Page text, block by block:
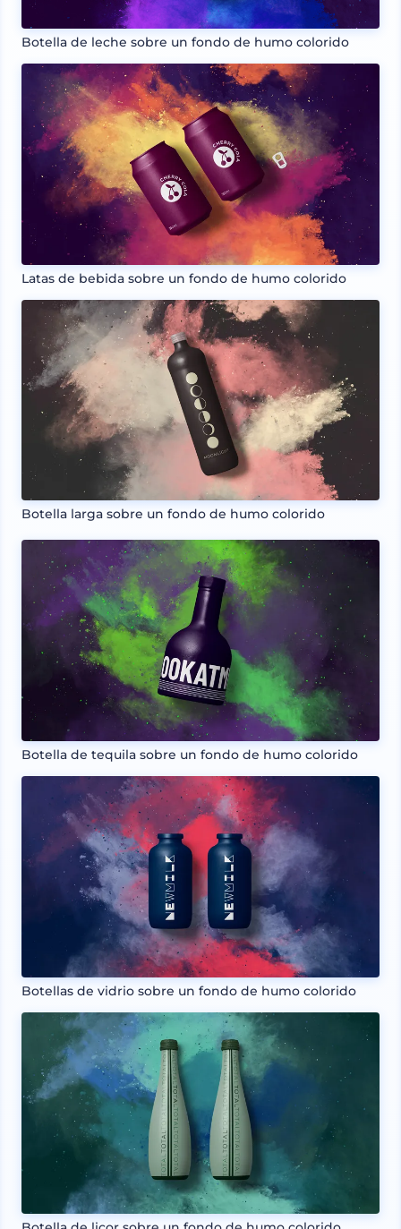
Botella de leche sobre un fondo de humo colorido
Latas de bebida sobre un fondo de humo colorido
Botella larga sobre un fondo de humo colorido
Botella de tequila sobre un fondo de humo colorido
Botellas de vidrio sobre un fondo de humo colorido